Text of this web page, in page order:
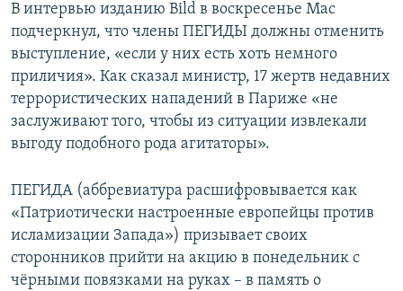
В интервью изданию Bild в воскресенье Мас
подчеркнул, что члены ПЕГИДЫ должны отменить
выступление, «если у них есть хоть немного
приличия». Как сказал министр, 17 жертв недавних
террористических нападений в Париже «не
заслуживают того, чтобы из ситуации извлекали
выгоду подобного рода агитаторы».
ПЕГИДА (аббревиатура расшифровывается как
«Патриотически настроенные европейцы против
исламизации Запада») призывает своих
сторонников прийти на акцию в понедельник с
чёрными повязками на руках – в память о